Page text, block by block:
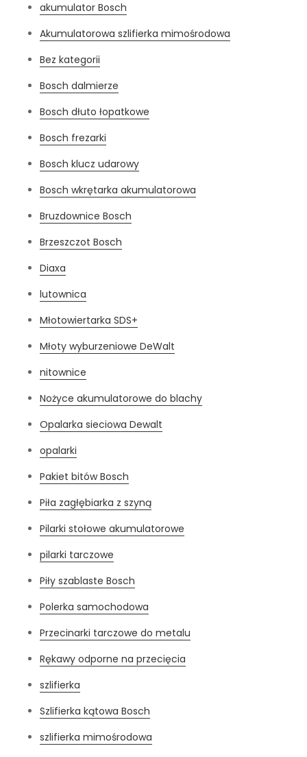
akumulator Bosch
Akumulatorowa szlifierka mimośrodowa
Bez kategorii
Bosch dalmierze
Bosch dłuto łopatkowe
Bosch frezarki
Bosch klucz udarowy
Bosch wkrętarka akumulatorowa
Bruzdownice Bosch
Brzeszczot Bosch
Diaxa
lutownica
Młotowiertarka SDS+
Młoty wyburzeniowe DeWalt
nitownice
Nożyce akumulatorowe do blachy
Opalarka sieciowa Dewalt
opalarki
Pakiet bitów Bosch
Piła zagłębiarka z szyną
Pilarki stołowe akumulatorowe
pilarki tarczowe
Piły szablaste Bosch
Polerka samochodowa
Przecinarki tarczowe do metalu
Rękawy odporne na przecięcia
szlifierka
Szlifierka kątowa Bosch
szlifierka mimośrodowa